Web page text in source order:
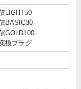
LIGHT50
BASIC80
GOLD100
換プラグ